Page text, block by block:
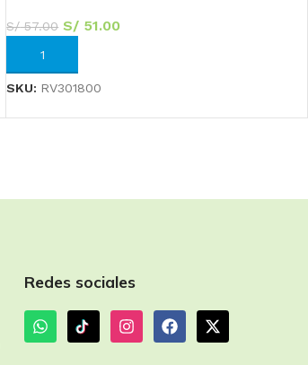
S/57.00 S/ 51.00
AÑADIR AL CARRITO
SKU: RV301800
Redes sociales